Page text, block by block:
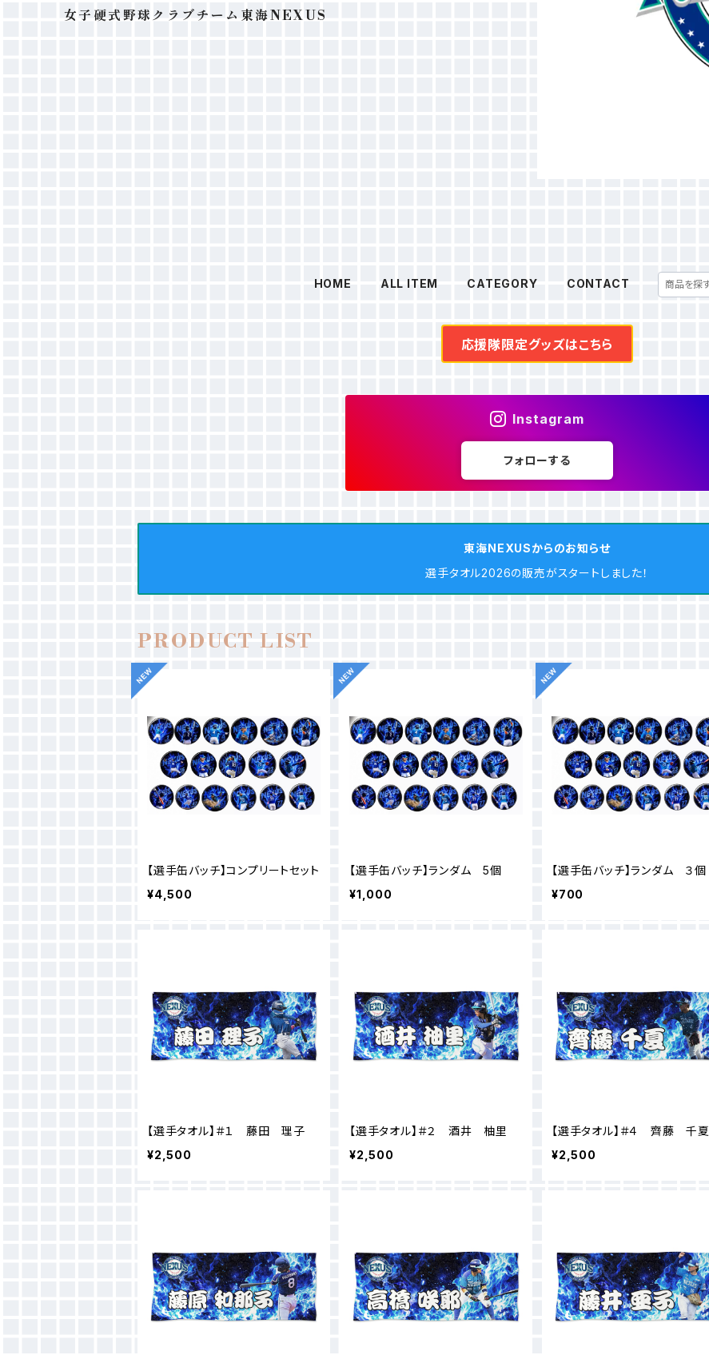
女子硬式野球クラブチーム東海NEXUS
HOME ALL ITEM CATEGORY CONTACT
応援隊限定グッズはこちら
Instagram
フォローする
東海NEXUSからのお知らせ
選手タオル2026の販売がスタートしました！
PRODUCT LIST
【選手缶バッチ】コンプリートセット
¥4,500
【選手缶バッチ】ランダム 5個
¥1,000
【選手缶バッチ】ランダム ３個
¥700
【選手タオル】＃１ 藤田 理子
¥2,500
【選手タオル】＃２ 酒井 柚里
¥2,500
【選手タオル】＃４ 齊藤 千夏
¥2,500